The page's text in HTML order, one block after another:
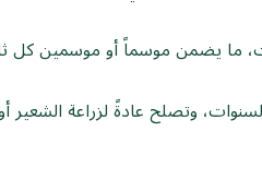
في نصف السنوات، ما يضمن موسماً أو